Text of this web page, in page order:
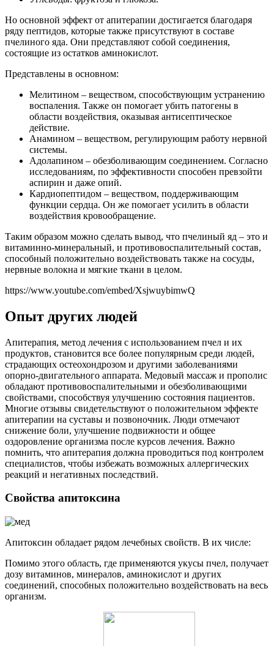
Но основной эффект от апитерапии достигается благодаря
ряду пептидов, которые также присутствуют в составе
пчелиного яда. Они представляют собой соединения,
состоящие из остатков аминокислот.
Представлены в основном:
Мелитином – веществом, способствующим устранению
воспаления. Также он помогает убить патогены в
области воздействия, оказывая антисептическое
действие.
Анамином – веществом, регулирующим работу нервной
системы.
Адолапином – обезболивающим соединением. Согласно
исследованиям, по эффективности способен превзойти
аспирин и даже опий.
Кардиопептидом – веществом, поддерживающим
функции сердца. Он же помогает усилить в области
воздействия кровообращение.
Таким образом можно сделать вывод, что пчелиный яд – это и
витаминно-минеральный, и противовоспалительный состав,
способный положительно воздействовать также на сосуды,
нервные волокна и мягкие ткани в целом.
https://www.youtube.com/embed/XsjwuybimwQ
Опыт других людей
Апитерапия, метод лечения с использованием пчел и их
продуктов, становится все более популярным среди людей,
страдающих остеохондрозом и другими заболеваниями
опорно-двигательного аппарата. Медовый массаж и прополис
обладают противовоспалительными и обезболивающими
свойствами, способствуя улучшению состояния пациентов.
Многие отзывы свидетельствуют о положительном эффекте
апитерапии на суставы и позвоночник. Люди отмечают
снижение боли, улучшение подвижности и общее
оздоровление организма после курсов лечения. Важно
помнить, что апитерапия должна проводиться под контролем
специалистов, чтобы избежать возможных аллергических
реакций и негативных последствий.
Свойства апитоксина
Апитоксин обладает рядом лечебных свойств. В их числе:
Помимо этого область, где применяются укусы пчел, получает
дозу витаминов, минералов, аминокислот и других
соединений, способных положительно воздействовать на весь
организм.